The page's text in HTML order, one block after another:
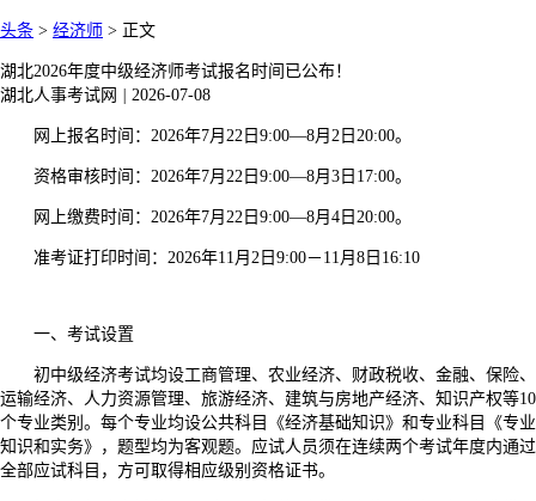
头条 > 经济师 > 正文
湖北2026年度中级经济师考试报名时间已公布！
湖北人事考试网
2026-07-08
网上报名时间： 2026年7月22日9:00—8月2日20:00。
资格审核时间： 2026年7月22日9:00—8月3日17:00。
网上缴费时间： 2026年7月22日9:00—8月4日20:00。
准考证打印时间： 2026年11月2日9:00－11月8日16:10
一、考试设置
初中级经济考试均设工商管理、农业经济、财政税收、金融、保险、
运输经济、人力资源管理、旅游经济、建筑与房地产经济、知识产权等10
个专业类别。每个专业均设公共科目《经济基础知识》和专业科目《专业
知识和实务》，题型均为客观题。应试人员须在连续两个考试年度内通过
全部应试科目，方可取得相应级别资格证书。